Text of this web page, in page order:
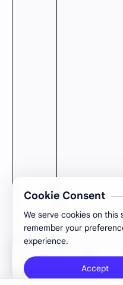
We serve cookies on this
remember your
experience.